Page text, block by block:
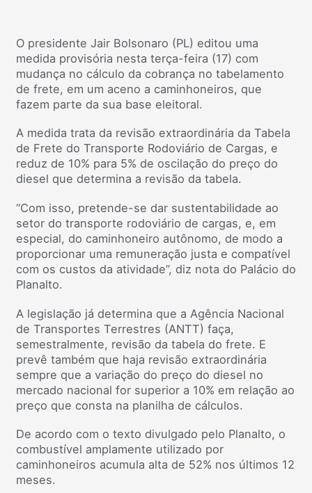
O presidente Jair Bolsonaro (PL) editou uma
medida provisória nesta terça-feira (17) com
mudança no cálculo da cobrança no tabelamento
de frete, em um aceno a caminhoneiros, que
fazem parte da sua base eleitoral.
A medida trata da revisão extraordinária da Tabela
de Frete do Transporte Rodoviário de Cargas, e
reduz de 10% para 5% de oscilação do preço do
diesel que determina a revisão da tabela.
“Com isso, pretende-se dar sustentabilidade ao
setor do transporte rodoviário de cargas, e, em
especial, do caminhoneiro autônomo, de modo a
proporcionar uma remuneração justa e compatível
com os custos da atividade”, diz nota do Palácio do
Planalto.
A legislação já determina que a Agência Nacional
de Transportes Terrestres (ANTT) faça,
semestralmente, revisão da tabela do frete. E
prevê também que haja revisão extraordinária
sempre que a variação do preço do diesel no
mercado nacional for superior a 10% em relação ao
preço que consta na planilha de cálculos.
De acordo com o texto divulgado pelo Planalto, o
combustível amplamente utilizado por
caminhoneiros acumula alta de 52% nos últimos 12
meses.